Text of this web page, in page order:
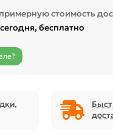
стоимость
бесплатно